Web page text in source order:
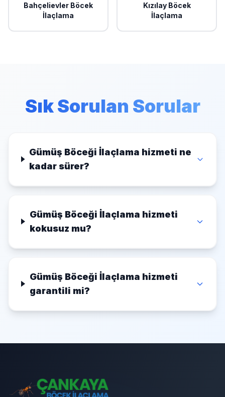
Bahçelievler Böcek
İlaçlama
Kızılay Böcek
İlaçlama
Sık Sorulan Sorular
Gümüş Böceği İlaçlama hizmeti ne
kadar sürer?
Gümüş Böceği İlaçlama hizmeti
kokusuz mu?
Gümüş Böceği İlaçlama hizmeti
garantili mi?